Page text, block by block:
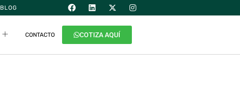
BLOG
CONTACTO COTIZA AQUÍ